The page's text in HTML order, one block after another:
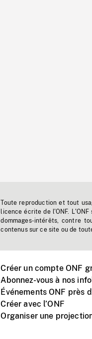
Toute reproduction et tout
licence écrite de l'ONF.
dommages-intérêts, contre
contenus sur ce site ou de
Créer un compte ONF
Abonnez-vous à nos
Événements ONF près
Créer avec l’ONF
Organiser une